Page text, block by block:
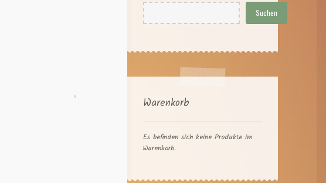
Suchen
Warenkorb
Es befinden sich keine Produkte im
Warenkorb.